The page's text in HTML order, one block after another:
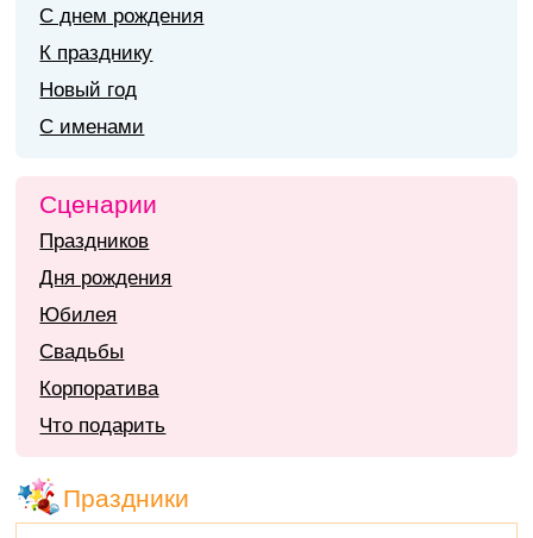
С днем рождения
К празднику
Новый год
С именами
Сценарии
Праздников
Дня рождения
Юбилея
Свадьбы
Корпоратива
Что подарить
Праздники